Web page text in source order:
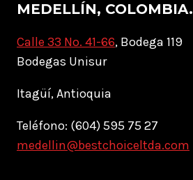
MEDELLÍN, COLOMBIA.
Calle 33 No. 41-66, Bodega 119
Bodegas Unisur
Itagüí, Antioquia
Teléfono: (604) 595 75 27
medellin@bestchoiceltda.com